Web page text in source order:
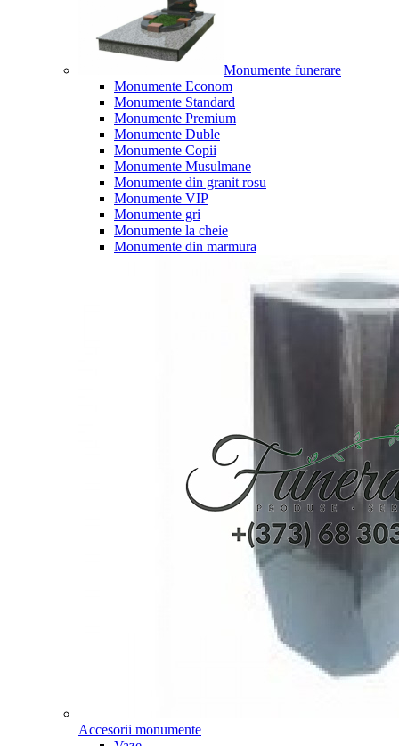
Monumente funerare
Monumente Econom
Monumente Standard
Monumente Premium
Monumente Duble
Monumente Copii
Monumente Musulmane
Monumente din granit rosu
Monumente VIP
Monumente gri
Monumente la cheie
Monumente din marmura
Accesorii monumente